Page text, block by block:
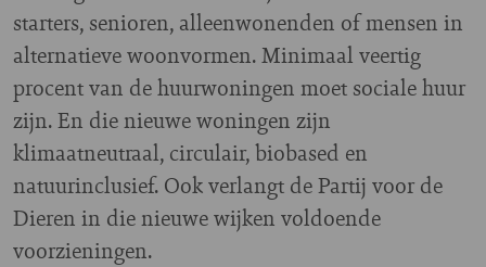
starters, senioren, alleenwonenden of mensen in
alternatieve woonvormen. Minimaal veertig
procent van de huurwoningen moet sociale huur
zijn. En die nieuwe woningen zijn
klimaatneutraal, circulair, biobased en
natuurinclusief. Ook verlangt de Partij voor de
Dieren in die nieuwe wijken voldoende
voorzieningen.